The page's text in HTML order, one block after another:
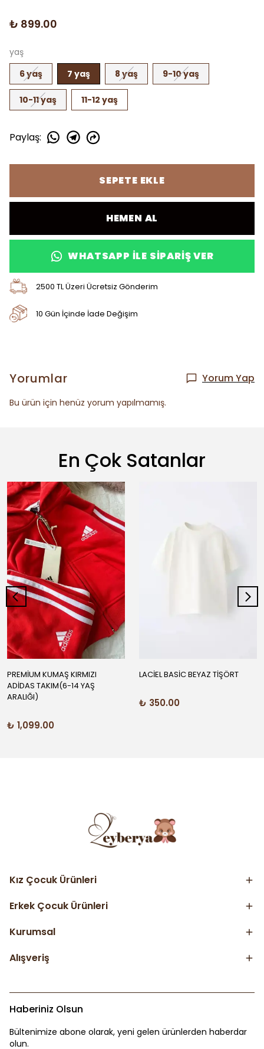
₺ 899.00
yaş
6 yaş
7 yaş 8 yaş 9-10 yaş
10-11 yaş 11-12 yaş
Paylaş:
SEPETE EKLE
HEMEN AL
WHATSAPP ILE SIPARIŞ VER
2500 TL Üzeri Ücretsiz Gönderim
10 Gün İçinde İade Değişim
Yorumlar Yorum Yap
Bu ürün için henüz yorum yapılmamış.
En Çok Satanlar
PREMİUM KUMAŞ KIRMIZI
ADİDAS TAKIM(6-14 YAŞ
ARALIĞI)
₺ 1,099.00
LACİEL BASİC BEYAZ TİŞÖRT
₺ 350.00
Kız Çocuk Ürünleri
Erkek Çocuk Ürünleri
Kurumsal
Alışveriş
Haberiniz Olsun
Bültenimize abone olarak, yeni gelen ürünlerden haberdar
olun.